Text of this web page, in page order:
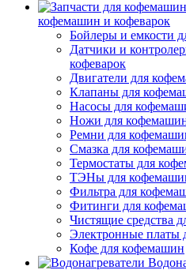
кофемашин и кофеварок
Бойлеры и емкости
Датчики и
кофеварок
Двигатели для
Клапаны для
Насосы для
Ножи для
Ремни для
Смазка для
Термостаты для
ТЭНы для
Фильтра для
Фитинги для
Чистящие средства
Электронные платы
Кофе для кофемашин